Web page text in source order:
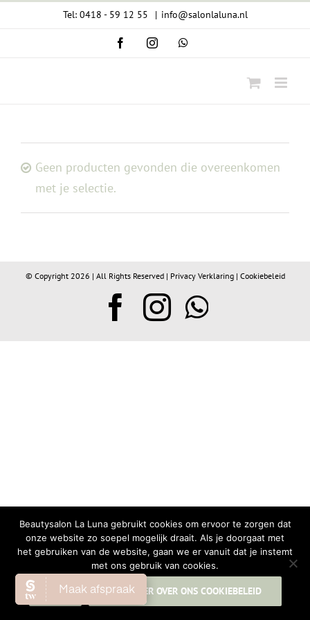
Tel: 0418 - 59 12 55 | info@salonlaluna.nl
FacebookInstagramWhatsApp
Geen producten gevonden die overeenkomen
met je selectie.
© Copyright 2026 | All Rights Reserved | Privacy Verklaring| Cookiebeleid
Facebook
Instagram
Beautysalon La Luna gebruikt cookies om ervoor te zorgen dat
onze website zo soepel mogelijk draait. Als je doorgaat met
het gebruiken van de website, gaan we er vanuit dat je instemt
met ons gebruik van cookies.
OK LEES MEER OVER ONS COOKIEBELEID